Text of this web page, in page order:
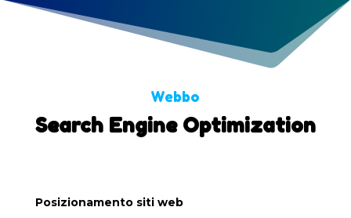
Webbo
Search Engine Optimization
Posizionamento siti web